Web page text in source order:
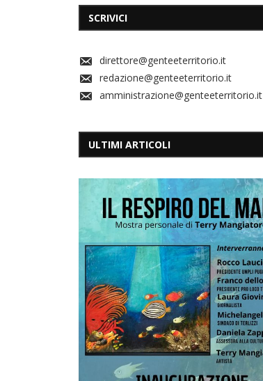
SCRIVICI
direttore@genteeterritorio.it
redazione@genteeterritorio.it
amministrazione@genteeterritorio.it
ULTIMI ARTICOLI